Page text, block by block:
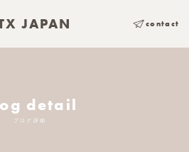
JAPAN contact
detail
ブログ詳細